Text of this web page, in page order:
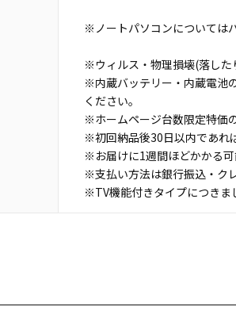
※ノートパソコンについては
※ウィルス・物理損壊(落した
※内蔵バッテリー・内蔵電池
ください。
※ホームページ台数限定特価
※初回納品後30日以内であれ
※お届けに1週間ほどかかる可
※支払い方法は銀行振込・ク
※TV機能付きタイプにつきま